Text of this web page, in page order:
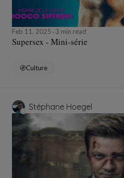
Feb 11, 2025 3 min read
Supersex - Mini-série
Culture
Stéphane Hoegel